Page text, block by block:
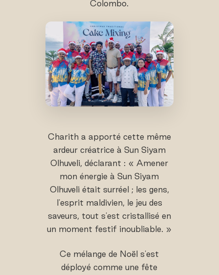
Colombo.
Charith a apporté cette même
ardeur créatrice à Sun Siyam
Olhuveli, déclarant : « Amener
mon énergie à Sun Siyam
Olhuveli était surréel ; les gens,
l'esprit maldivien, le jeu des
saveurs, tout s'est cristallisé en
un moment festif inoubliable. »
Ce mélange de Noël s'est
déployé comme une fête